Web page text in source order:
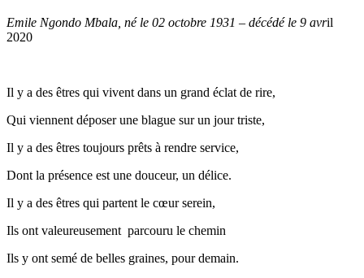
Emile Ngondo Mbala, né le 02 octobre 1931 – décédé le 9 avril
2020
Il y a des êtres qui vivent dans un grand éclat de rire,
Qui viennent déposer une blague sur un jour triste,
Il y a des êtres toujours prêts à rendre service,
Dont la présence est une douceur, un délice.
Il y a des êtres qui partent le cœur serein,
Ils ont valeureusement parcouru le chemin
Ils y ont semé de belles graines, pour demain.